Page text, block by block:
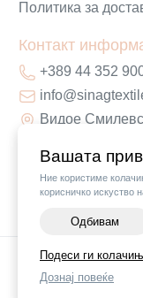
Вашата
Ние користиме
корисничко искуство
Одбивам
Подеси ги
Дознај повеќе
Политика за
Контакт
+389 44 352
Видое
©
Поставки